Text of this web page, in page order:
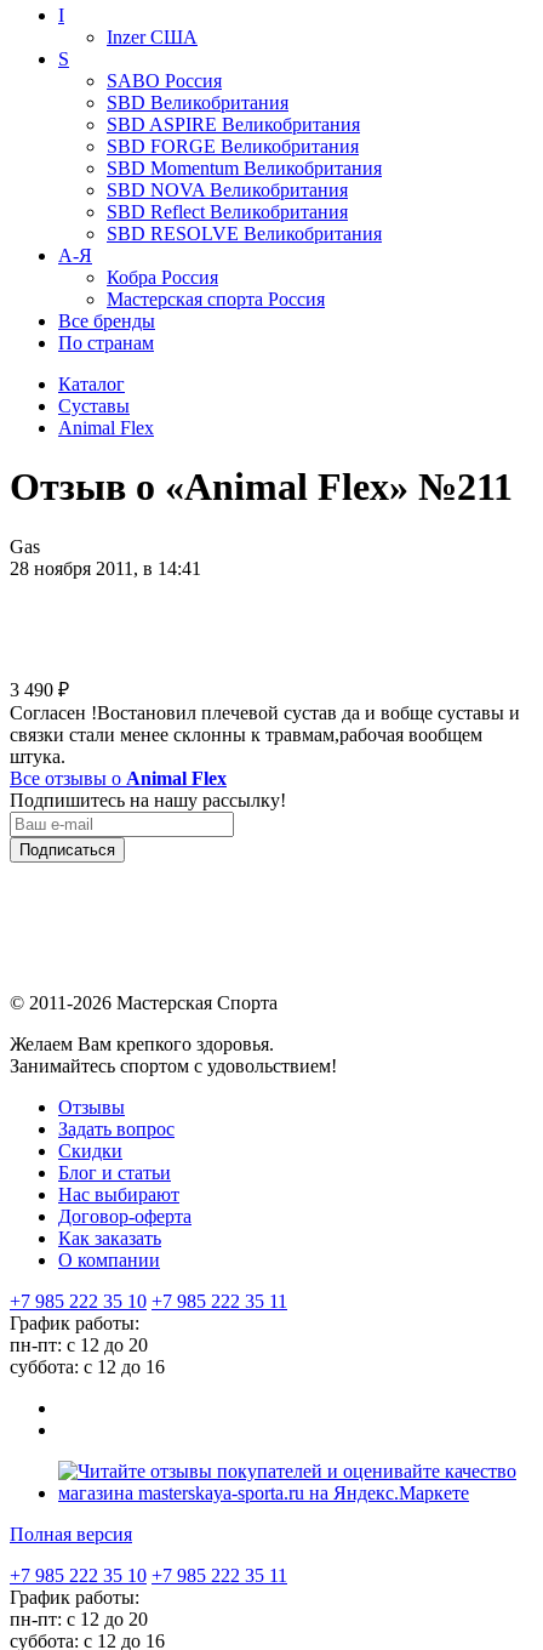
I
InzerСША
S
SABO Россия
SBD Великобритания
SBD ASPIRE Великобритания
SBD FORGE Великобритания
SBD Momentum Великобритания
SBD NOVA Великобритания
SBD Reflect Великобритания
SBD RESOLVE Великобритания
А-Я
Кобра Россия
Мастерская спорта Россия
Все бренды
По странам
Каталог
Суставы
Animal Flex
Отзыв о «Animal Flex» №211
Gas
28 ноября 2011, в 14:41
3 490 ₽
Согласен !Востановил плечевой сустав да и вобще суставы и
связки стали менее склонны к травмам,рабочая вообщем
штука.
Все отзывы о Animal Flex
Подпишитесь на нашу рассылку!
Подписаться
© 2011-2026 Мастерская Спорта
Желаем Вам крепкого здоровья.
Занимайтесь спортом с удовольствием!
Отзывы
Задать вопрос
Скидки
Блог и статьи
Нас выбирают
Договор-оферта
Как заказать
О компании
+7 985 222 35 10 +7 985 222 35 11
График работы:
пн-пт: с 12 до 20
суббота: c 12 до 16
Полная версия
+7 985 222 35 10 +7 985 222 35 11
График работы:
пн-пт: с 12 до 20
суббота: c 12 до 16